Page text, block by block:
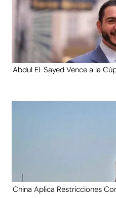
Abdul El-Sayed Vence a la
China Aplica Restricciones